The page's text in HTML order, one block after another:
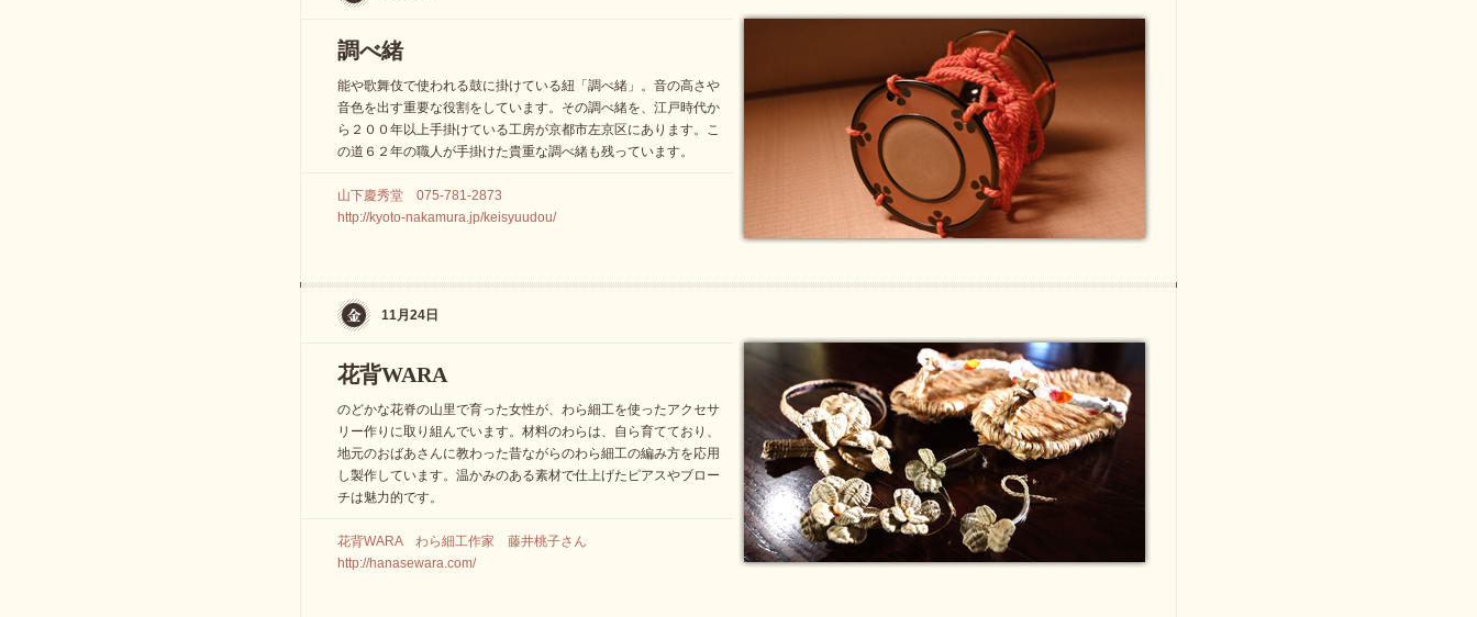
調べ緒
能や歌舞伎で使われる鼓に掛けている紐「調べ緒」。音の高さや
音色を出す重要な役割をしています。その調べ緒を、江戸時代か
ら２００年以上手掛けている工房が京都市左京区にあります。こ
の道６２年の職人が手掛けた貴重な調べ緒も残っています。
山下慶秀堂 075-781-2873
http://kyoto-nakamura.jp/keisyuudou/
11月24日
花背WARA
のどかな花脊の山里で育った女性が、わら細工を使ったアクセサ
リー作りに取り組んでいます。材料のわらは、自ら育てており、
地元のおばあさんに教わった昔ながらのわら細工の編み方を応用
し製作しています。温かみのある素材で仕上げたピアスやブロー
チは魅力的です。
花背WARA わら細工作家 藤井桃子さん
http://hanasewara.com/